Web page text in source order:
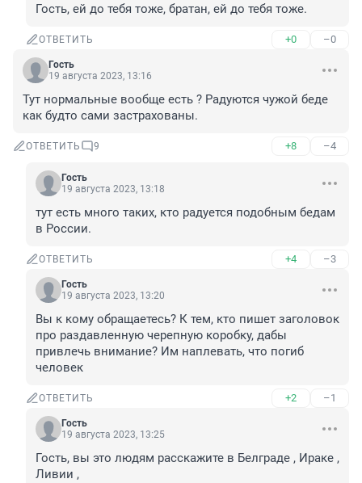
Гость, ей до тебя тоже, братан, ей до тебя тоже.
ОТВЕТИТЬ +0 –0
Гость
19 августа 2023, 13:16
Тут нормальные вообще есть ? Радуются чужой беде
как будто сами застрахованы.
ОТВЕТИТЬ 9 +8 –4
Гость
19 августа 2023, 13:18
тут есть много таких, кто радуется подобным бедам
в России.
ОТВЕТИТЬ +4 –3
Гость
19 августа 2023, 13:20
Вы к кому обращаетесь? К тем, кто пишет заголовок
про раздавленную черепную коробку, дабы
привлечь внимание? Им наплевать, что погиб
человек
ОТВЕТИТЬ +2 –1
Гость
19 августа 2023, 13:25
Гость, вы это людям расскажите в Белграде , Ираке ,
Ливии ,